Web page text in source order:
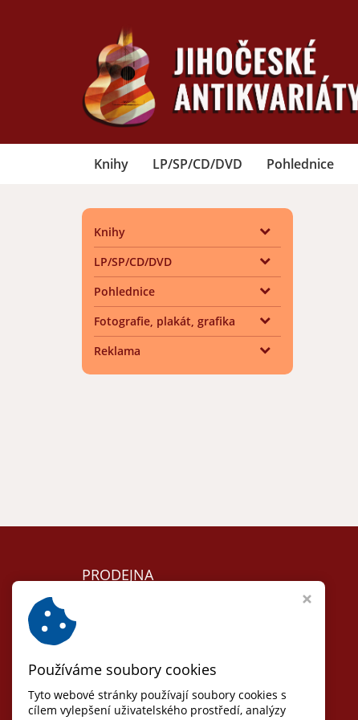
Knihy LP/SP/CD/DVD Pohlednice
Knihy
LP/SP/CD/DVD
Pohlednice
Fotografie, plakát, grafika
Reklama
PRODEJNA
Otvírací doba:
(pauza 12-13)
Používáme soubory cookies
Tyto webové stránky používají soubory cookies s
cílem vylepšení uživatelského prostředí, analýzy